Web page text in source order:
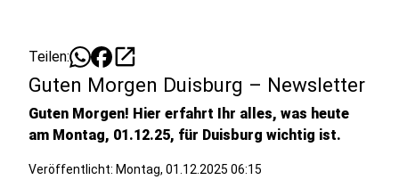
Teilen: open_in_new
Guten Morgen Duisburg – Newsletter
Guten Morgen! Hier erfahrt Ihr alles, was heute
am Montag, 01.12.25, für Duisburg wichtig ist.
Veröffentlicht: Montag, 01.12.2025 06:15